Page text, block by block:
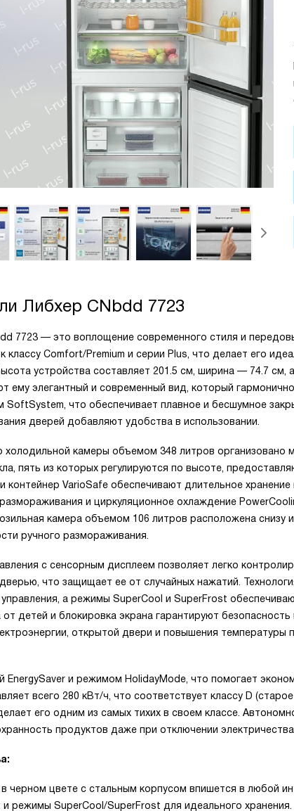
Либхер CNbdd 7723
7723 — это воплощение современного стиля и
классу Comfort/Premium и серии Plus, что делает его
устройства составляет 201.5 см, ширина — 74.7 см,
ему элегантный и современный вид, который
что обеспечивает плавное и бесшумное
дверей добавляют удобства в использовании.
холодильной камеры объемом 348 литров организовано
пять из которых регулируются по высоте,
контейнер VarioSafe обеспечивают длительное хранение
и циркуляционное охлаждение
камера объемом 106 литров расположена снизу
ручного размораживания.
с сенсорным дисплеем позволяет легко
что защищает ее от случайных нажатий.
а режимы SuperCool и SuperFrost
детей и блокировка экрана гарантируют безопасность
открытой двери и повышения
EnergySaver и режимом HolidayMode, что помогает
всего 280 кВт/ч, что соответствует классу D
его одним из самых тихих в своем классе.
продуктов даже при отключении электричества.
черном цвете с стальным корпусом впишется в любой
и режимы SuperCool/SuperFrost для идеального хранения.